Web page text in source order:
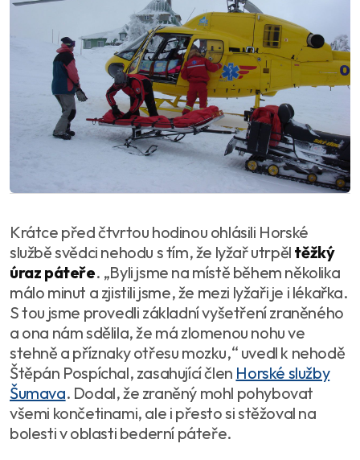
Krátce před čtvrtou hodinou ohlásili Horské
službě svědci nehodu s tím, že lyžař utrpěl těžký
úraz páteře. „Byli jsme na místě během několika
málo minut a zjistili jsme, že mezi lyžaři je i lékařka.
S tou jsme provedli základní vyšetření zraněného
a ona nám sdělila, že má zlomenou nohu ve
stehně a příznaky otřesu mozku,“ uvedl k nehodě
Štěpán Pospíchal, zasahující člen Horské služby
Šumava. Dodal, že zraněný mohl pohybovat
všemi končetinami, ale i přesto si stěžoval na
bolesti v oblasti bederní páteře.